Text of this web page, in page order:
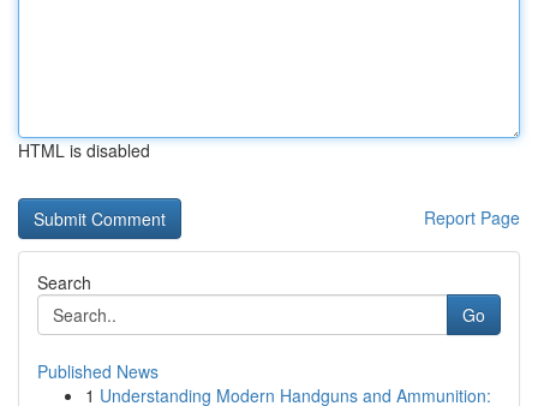
HTML is disabled
Report Page
Search
Go
Published News
1 Understanding Modern Handguns and Ammunition: